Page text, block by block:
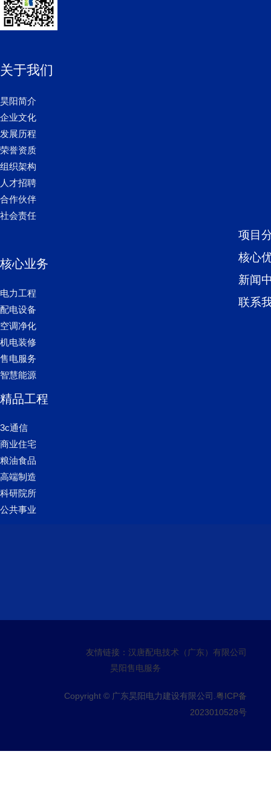
关于我们
昊阳简介
企业文化
发展历程
荣誉资质
组织架构
人才招聘
合作伙伴
社会责任
核心业务
电力工程
配电设备
空调净化
机电装修
售电服务
智慧能源
精品工程
3c通信
商业住宅
粮油食品
高端制造
科研院所
公共事业
项目
核心
新闻
联系
友情链接： 汉唐配电技术（广东）有限公司
昊阳售电服务
Copyright © 广东昊阳电力建设有限公司. 粤ICP备
2023010528号